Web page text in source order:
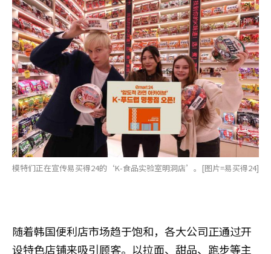
模特们正在宣传易买得24的‘K-食品实验室明洞店’。[图片=易买得24]
随着韩国便利店市场趋于饱和，各大公司正通过开
设特色店铺来吸引顾客。以拉面、甜品、跑步等主